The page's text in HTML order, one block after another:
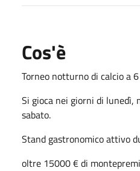
Cos'è
Torneo notturno di calcio a
Si gioca nei giorni di lunedì,
sabato.
Stand gastronomico attivo
oltre 15000 € di